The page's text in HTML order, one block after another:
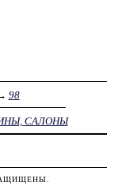
98
САЛОНЫ